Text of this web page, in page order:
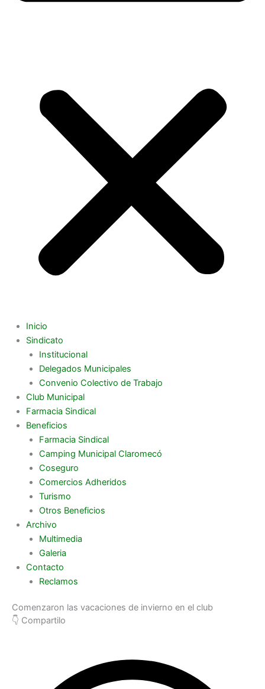
Inicio
Sindicato
Institucional
Delegados Municipales
Convenio Colectivo de Trabajo
Club Municipal
Farmacia Sindical
Beneficios
Farmacia Sindical
Camping Municipal Claromecó
Coseguro
Comercios Adheridos
Turismo
Otros Beneficios
Archivo
Multimedia
Galeria
Contacto
Reclamos
Comenzaron las vacaciones de invierno en el club
👇 Compartilo